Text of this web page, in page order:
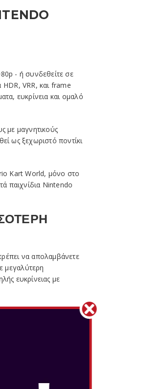
- ή συνδεθείτε σε
VRR, και frame
ευκρίνεια και ομαλό
με μαγνητικούς
ως ξεχωριστό ποντίκι
Kart World, μόνο στο
παιχνίδια Nintendo
να απολαμβάνετε
μεγαλύτερη
ευκρίνειας με
συνδέσετε το